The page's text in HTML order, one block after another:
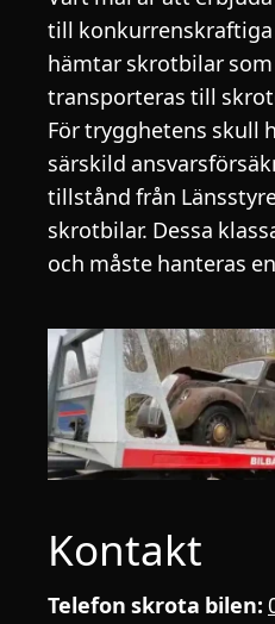
till konkurrenskraftiga
hämtar skrotbilar
transporteras till
För trygghetens skull
särskild
tillstånd från
skrotbilar. Dessa
och måste hanteras
Kontakt
Telefon skrota bilen: